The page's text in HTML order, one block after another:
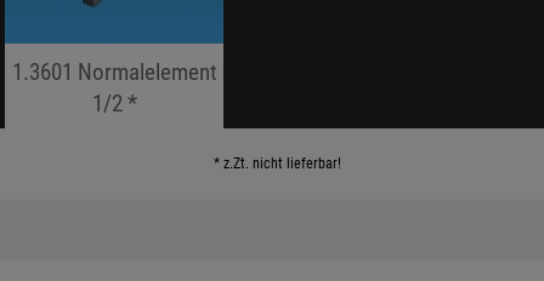
1.3601 Normalelement
1/2 *
* z.Zt. nicht lieferbar!